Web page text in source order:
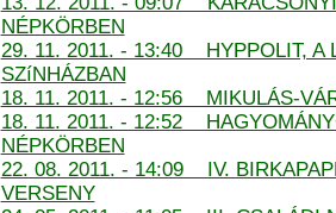
NÉPKÖRBEN
29. 11. 2011. - 13:40 HYPPOLIT, A
SZíNHÁZBAN
18. 11. 2011. - 12:56 MIKULÁS-
18. 11. 2011. - 12:52
NÉPKÖRBEN
22. 08. 2011. - 14:09 IV.
VERSENY